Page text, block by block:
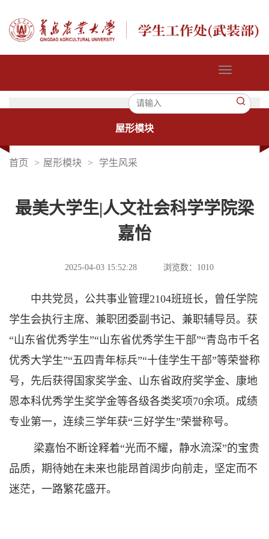
切
换
屋形模块
首页 > 屋形模块 > 学生风采
最美大学生|人文社会科学学院梁
嘉怡
2025-04-03 15:52:28 浏览数： 1010
中共党员，公共事业管理2104班班长，曾任学院
学生会执行主席、兼职团委副书记、兼职辅导员。获
“山东省优秀学生”“山东省优秀学生干部”“青岛市千名
优秀大学生”“五四青年标兵”“十佳学生干部”等荣誉称
号，先后获得国家奖学金、山东省政府奖学金、康地
恩本科优秀学生奖学金等各级各类奖项70余项。成绩
专业第一，连续三学年获“三好学生”荣誉称号。
梁嘉怡不断诠释着“光而不耀，静水流深”的宝贵
品质，期待她在未来也能昂首阔步向前走，坚定而不
迷茫，一路繁花盛开。